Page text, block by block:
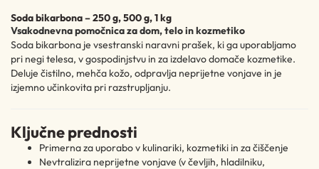
Soda bikarbona – 250 g, 500 g, 1 kg
Vsakodnevna pomočnica za dom, telo in kozmetiko
Soda bikarbona je vsestranski naravni prašek, ki ga uporabljamo
pri negi telesa, v gospodinjstvu in za izdelavo domače kozmetike.
Deluje čistilno, mehča kožo, odpravlja neprijetne vonjave in je
izjemno učinkovita pri razstrupljanju.
Ključne prednosti
Primerna za uporabo v kulinariki, kozmetiki in za čiščenje
Nevtralizira neprijetne vonjave (v čevljih, hladilniku,